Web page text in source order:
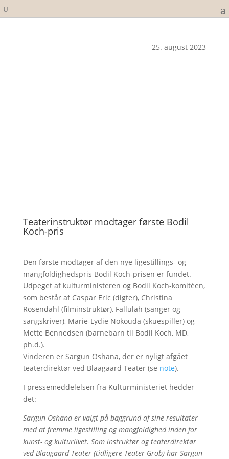
25. august 2023
Teaterinstruktør modtager første Bodil
Koch-pris
Den første modtager af den nye ligestillings- og
mangfoldighedspris Bodil Koch-prisen er fundet.
Udpeget af kulturministeren og Bodil Koch-komitéen,
som består af Caspar Eric (digter), Christina
Rosendahl (filminstruktør), Fallulah (sanger og
sangskriver), Marie-Lydie Nokouda (skuespiller) og
Mette Bennedsen (barnebarn til Bodil Koch, MD,
ph.d.).
Vinderen er Sargun Oshana, der er nyligt afgået
teaterdirektør ved Blaagaard Teater (se note).
I pressemeddelelsen fra Kulturministeriet hedder
det:
Sargun Oshana er valgt på baggrund af sine resultater
med at fremme ligestilling og mangfoldighed inden for
kunst- og kulturlivet. Som instruktør og teaterdirektør
ved Blaagaard Teater (tidligere Teater Grob) har Sargun